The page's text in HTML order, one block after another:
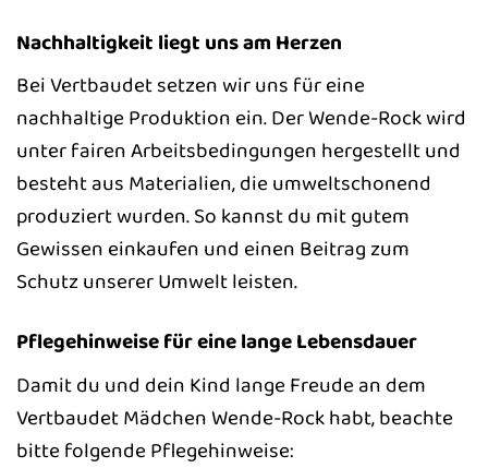
Nachhaltigkeit liegt uns am Herzen
Bei Vertbaudet setzen wir uns für eine
nachhaltige Produktion ein. Der Wende-Rock wird
unter fairen Arbeitsbedingungen hergestellt und
besteht aus Materialien, die umweltschonend
produziert wurden. So kannst du mit gutem
Gewissen einkaufen und einen Beitrag zum
Schutz unserer Umwelt leisten.
Pflegehinweise für eine lange Lebensdauer
Damit du und dein Kind lange Freude an dem
Vertbaudet Mädchen Wende-Rock habt, beachte
bitte folgende Pflegehinweise: